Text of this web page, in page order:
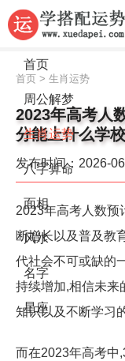
首页
周公解梦
生肖运势
八字算命
面相
风水
名字
星座
首页 > 生肖运势
2023年高考人
分能上什么学校
发布时间：2026-
2023年高考人数预
断增长以及普及教
代社会不可或缺的
持续增加,相信未来
知识以及不断学习
而在2023年高考中